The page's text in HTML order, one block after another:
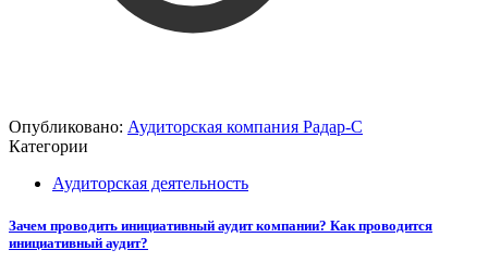
Опубликовано: Аудиторская компания Радар-С
Категории
Аудиторская деятельность
Зачем проводить инициативный аудит компании? Как проводится
инициативный аудит?